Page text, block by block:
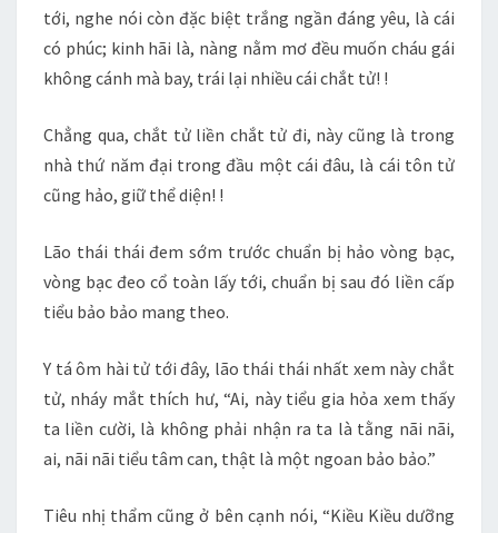
tới, nghe nói còn đặc biệt trắng ngần đáng yêu, là cái
có phúc; kinh hãi là, nàng nằm mơ đều muốn cháu gái
không cánh mà bay, trái lại nhiều cái chắt tử! !
Chẳng qua, chắt tử liền chắt tử đi, này cũng là trong
nhà thứ năm đại trong đầu một cái đâu, là cái tôn tử
cũng hảo, giữ thể diện! !
Lão thái thái đem sớm trước chuẩn bị hảo vòng bạc,
vòng bạc đeo cổ toàn lấy tới, chuẩn bị sau đó liền cấp
tiểu bảo bảo mang theo.
Y tá ôm hài tử tới đây, lão thái thái nhất xem này chắt
tử, nháy mắt thích hư, “Ai, này tiểu gia hỏa xem thấy
ta liền cười, là không phải nhận ra ta là tằng nãi nãi,
ai, nãi nãi tiểu tâm can, thật là một ngoan bảo bảo.”
Tiêu nhị thẩm cũng ở bên cạnh nói, “Kiều Kiều dưỡng